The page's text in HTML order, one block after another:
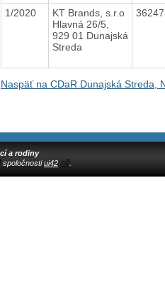
1/2020
KT Brands, s.r.o
Hlavná 26/5,
929 01 Dunajská
Streda
Naspäť na CDaR Dunajská Streda,
a rodiny
spoločnostiui42